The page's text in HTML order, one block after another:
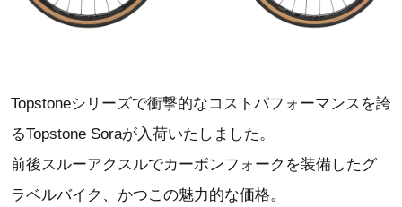
Topstoneシリーズで衝撃的なコストパフォーマンスを誇
るTopstone Soraが入荷いたしました。
前後スルーアクスルでカーボンフォークを装備したグ
ラベルバイク、かつこの魅力的な価格。